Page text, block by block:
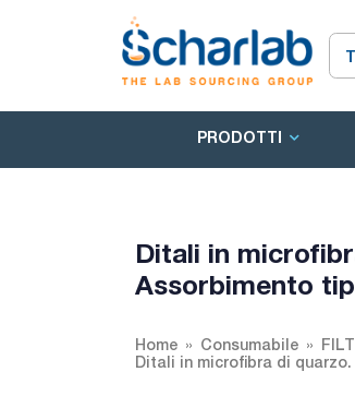
PRODOTTI
Ditali in
Assorbimento
Home Consumabile
Ditali in microfibra di quarzo.